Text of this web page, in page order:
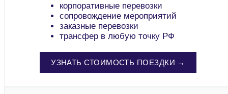
корпоративные перевозки
сопровождение мероприятий
заказные перевозки
трансфер в любую точку РФ
УЗНАТЬ СТОИМОСТЬ ПОЕЗДКИ →